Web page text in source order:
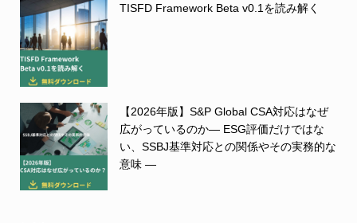
TISFD Framework Beta v0.1を読み解く
【2026年版】S&P Global CSA対応はなぜ
広がっているのか― ESG評価だけではな
い、SSBJ基準対応との関係やその実務的な
意味 ―